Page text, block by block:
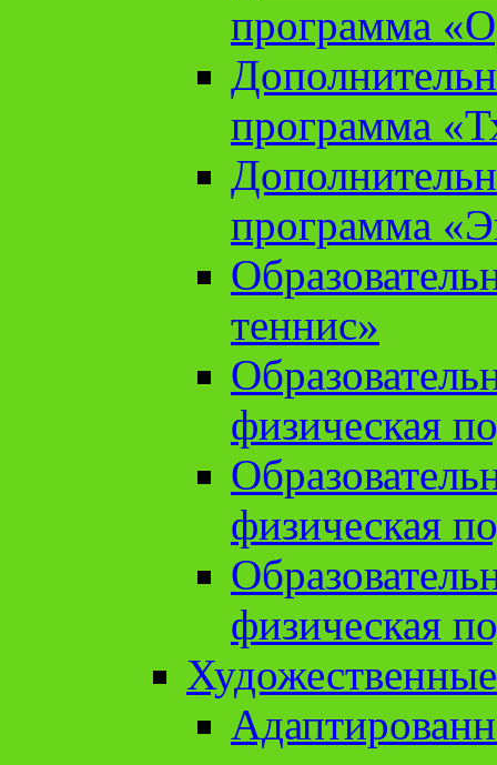
программа
программа
программа
теннис»
физическая
физическая
физическая
Художественные